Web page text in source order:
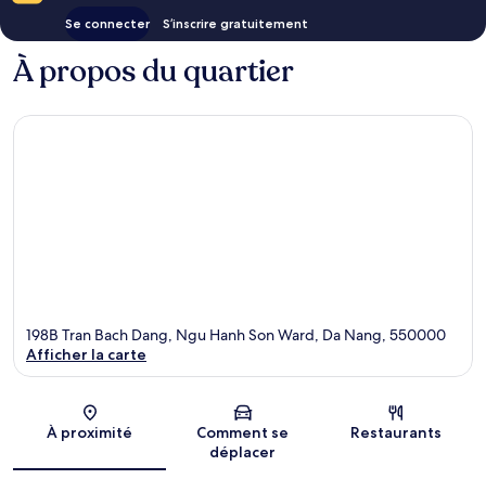
Se connecter S’inscrire gratuitement
À propos du quartier
Carte
198B Tran Bach Dang, Ngu Hanh Son Ward, Da Nang, 550000
Afficher la carte
À proximité
Comment se
déplacer
Restaurants